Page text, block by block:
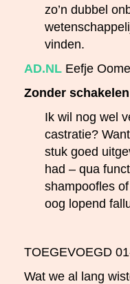
zo’n dubbel
vinden.
AD.NL Eefje
Zonder
Ik wil nog wel
castratie?
stuk goed
had – qua
shampoofles
oog lopend
TOEGEVOEGD
Wat we al lang